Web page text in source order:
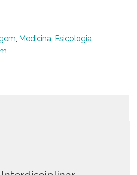
, Medicina, Psicologia